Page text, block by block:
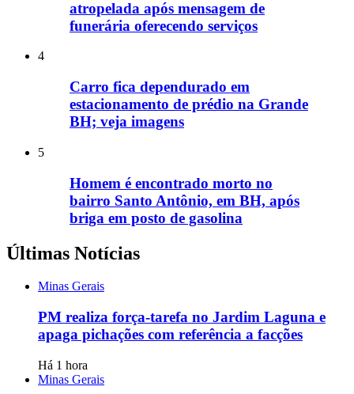
atropelada após mensagem de
funerária oferecendo serviços
4
Carro fica dependurado em
estacionamento de prédio na Grande
BH; veja imagens
5
Homem é encontrado morto no
bairro Santo Antônio, em BH, após
briga em posto de gasolina
Últimas Notícias
Minas Gerais
PM realiza força-tarefa no Jardim Laguna e
apaga pichações com referência a facções
Há 1 hora
Minas Gerais